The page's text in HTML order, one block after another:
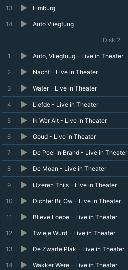
13 Limburg
14 Auto Vliegtuug
Disk 2
1 Auto, Vliegtuug - Live in Theater
2 Nacht - Live in Theater
3 Water - Live in Theater
4 Liefde - Live in Theater
5 Ik Wer Alt - Live in Theater
6 Goud - Live in Theater
7 De Peel In Brand - Live in Theater
8 De Moan - Live in Theater
9 IJzeren Thijs - Live in Theater
10 Dichter Bij Ow - Live in Theater
11 Blieve Loepe - Live in Theater
12 Twieje Wurd - Live in Theater
13 De Zwarte Plak - Live in Theater
14 Wakker Were - Live in Theater